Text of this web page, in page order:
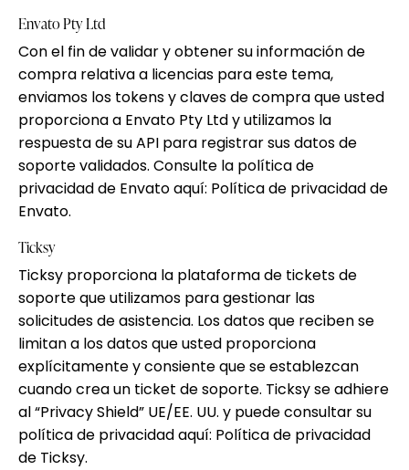
Envato Pty Ltd
Con el fin de validar y obtener su información de
compra relativa a licencias para este tema,
enviamos los tokens y claves de compra que usted
proporciona a Envato Pty Ltd y utilizamos la
respuesta de su API para registrar sus datos de
soporte validados. Consulte la política de
privacidad de Envato aquí: Política de privacidad de
Envato.
Ticksy
Ticksy proporciona la plataforma de tickets de
soporte que utilizamos para gestionar las
solicitudes de asistencia. Los datos que reciben se
limitan a los datos que usted proporciona
explícitamente y consiente que se establezcan
cuando crea un ticket de soporte. Ticksy se adhiere
al “Privacy Shield” UE/EE. UU. y puede consultar su
política de privacidad aquí: Política de privacidad
de Ticksy.